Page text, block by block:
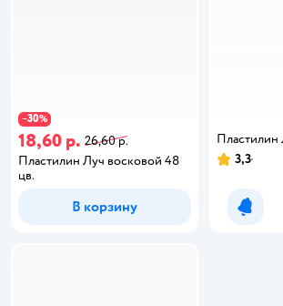
−30%
18,60 р. 26,60 р.
Пластилин Луч восковой 48
цв.
В корзину
Пластилин
3,3